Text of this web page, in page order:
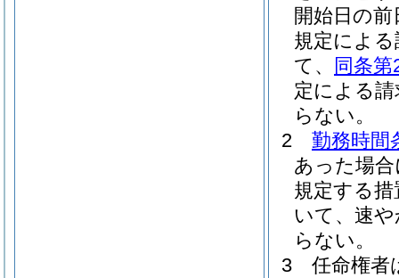
開始日の
規定によ
て、
同条第
定による
らない。
2
勤務時間
あった場
規定する
いて、速
らない。
3
任命権者